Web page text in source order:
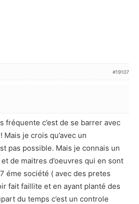
#19107
fréquente c’est de se barrer avec
Mais je crois qu’avec un
pas possible. Mais je connais un
et de maitres d’oeuvres qui en sont
éme société ( avec des pretes
fait faillite et en ayant planté des
du temps c’est un controle